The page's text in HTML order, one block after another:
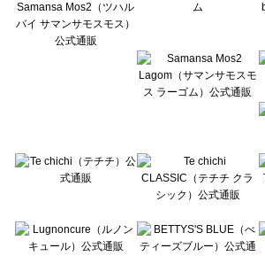
BETTY'S BLUE（べティーズブルー）のルームウェア一覧
Wpc.（ワールドパーティー）のルームウェア一覧